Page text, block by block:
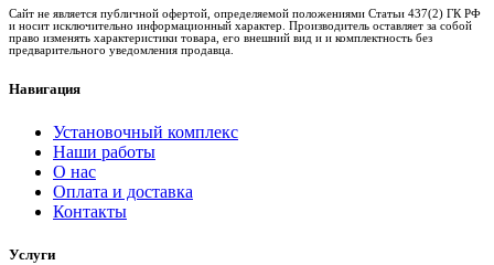
Сайт не является публичной офертой, определяемой положениями Статьи 437(2) ГК РФ
и носит исключительно информационный характер. Производитель оставляет за собой
право изменять характеристики товара, его внешний вид и и комплектность без
предварительного уведомления продавца.
Навигация
Установочный комплекс
Наши работы
О нас
Оплата и доставка
Контакты
Услуги